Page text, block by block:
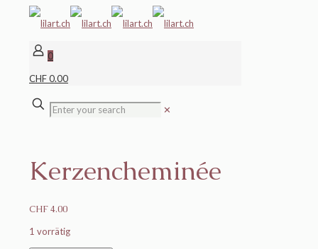
0
CHF 0.00
✕
Kerzencheminée
CHF4.00
1 vorrätig